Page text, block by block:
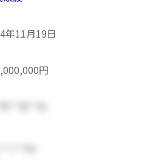
年11月19日
円